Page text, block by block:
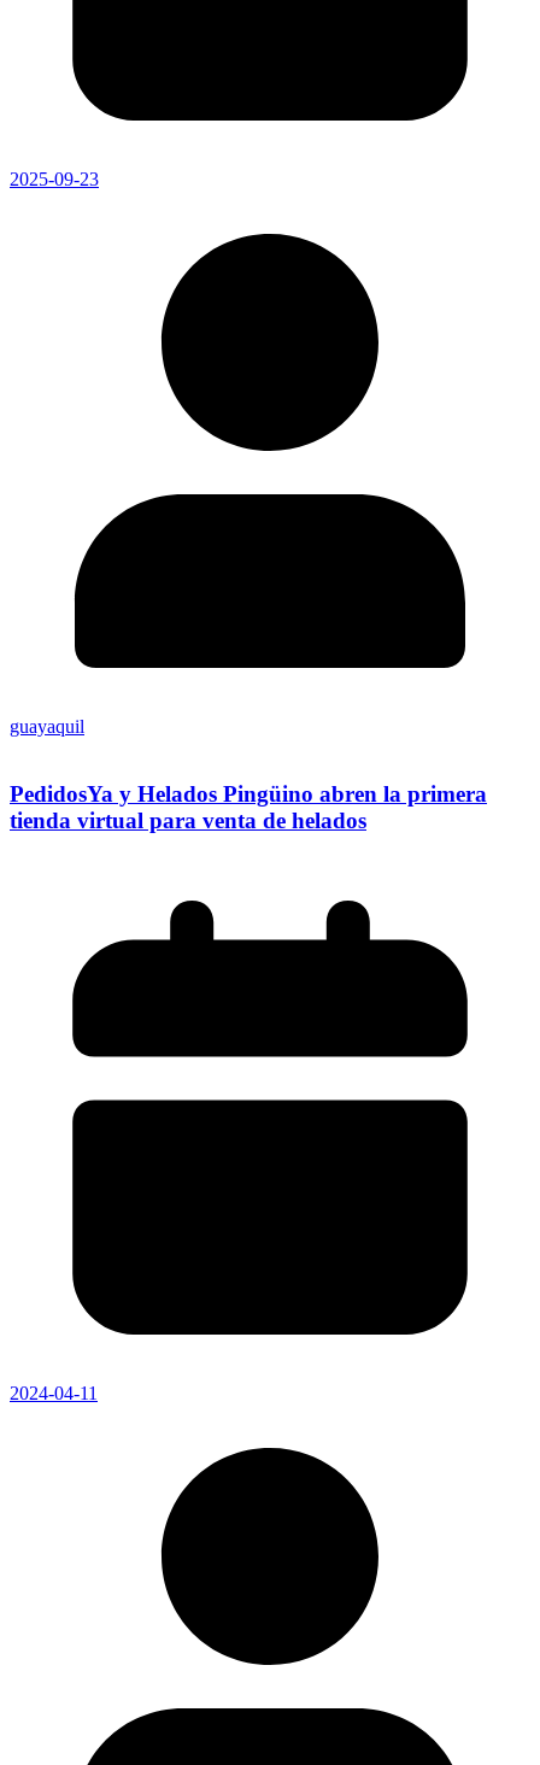
2025-09-23
guayaquil
PedidosYa y Helados Pingüino abren la primera
tienda virtual para venta de helados
2024-04-11